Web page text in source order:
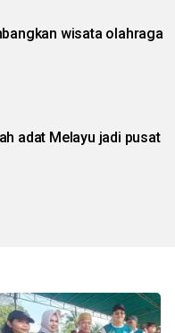
wisata olahraga
adat Melayu jadi pusat